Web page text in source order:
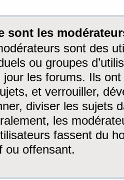
sont les
sont des
ou groupes
jour les forums. Ils ont
et verrouiller,
diviser les sujets
les
fassent du
ou offensant.